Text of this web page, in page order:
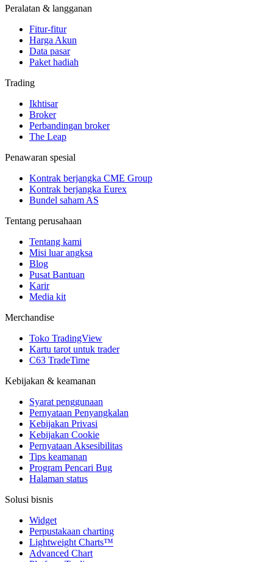
Peralatan & langganan
Fitur-fitur
Harga Akun
Data pasar
Paket hadiah
Trading
Ikhtisar
Broker
Perbandingan broker
The Leap
Penawaran spesial
Kontrak berjangka CME Group
Kontrak berjangka Eurex
Bundel saham AS
Tentang perusahaan
Tentang kami
Misi luar angksa
Blog
Pusat Bantuan
Karir
Media kit
Merchandise
Toko TradingView
Kartu tarot untuk trader
C63 TradeTime
Kebijakan & keamanan
Syarat penggunaan
Pernyataan Penyangkalan
Kebijakan Privasi
Kebijakan Cookie
Pernyataan Aksesibilitas
Tips keamanan
Program Pencari Bug
Halaman status
Solusi bisnis
Widget
Perpustakaan charting
Lightweight Charts™
Advanced Chart